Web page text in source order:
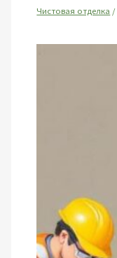
Чистовая отделка /